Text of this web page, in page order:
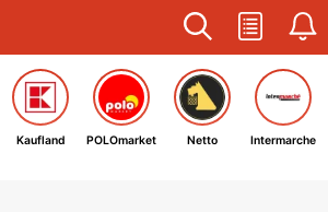
Kaufland POLOmarket Netto Intermarche